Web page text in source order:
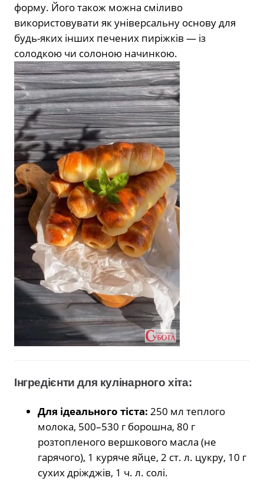
форму. Його також можна сміливо
використовувати як універсальну основу для
будь-яких інших печених пиріжків — із
солодкою чи солоною начинкою.
Інгредієнти для кулінарного хіта:
Для ідеального тіста: 250 мл теплого
молока, 500–530 г борошна, 80 г
розтопленого вершкового масла (не
гарячого), 1 куряче яйце, 2 ст. л. цукру, 10 г
сухих дріжджів, 1 ч. л. солі.